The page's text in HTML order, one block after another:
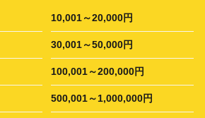
10,001～20,000円
30,001～50,000円
100,001～200,000円
500,001～1,000,000円